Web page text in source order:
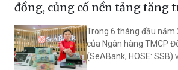
đồng, củng cố nền tảng tăng
Trong 6 tháng đầu năm
của Ngân hàng TMCP
(SeABank, HOSE: SSB)